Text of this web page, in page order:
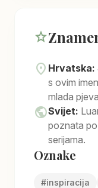
star
location_on Hrvatska:
s ovim
mlada
publicSvijet:
poznata
serijama.
Oznake
#inspiracija